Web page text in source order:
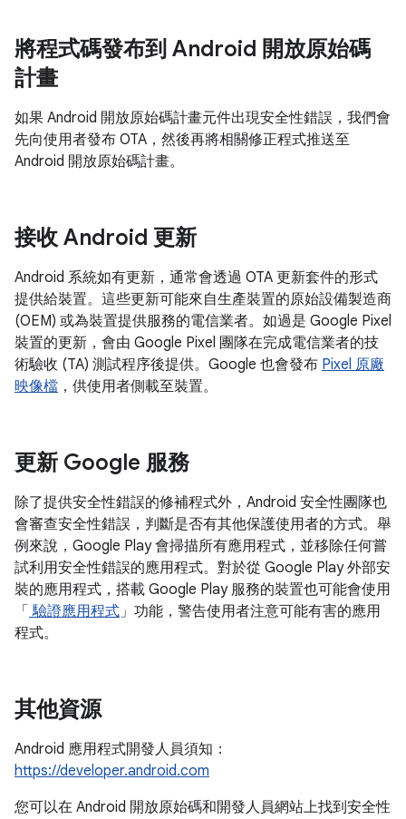
將程式碼發布到 Android 開放原始碼
計畫
如果 Android 開放原始碼計畫元件出現安全性錯誤，我們會
先向使用者發布 OTA，然後再將相關修正程式推送至
Android 開放原始碼計畫。
接收 Android 更新
Android 系統如有更新，通常會透過 OTA 更新套件的形式
提供給裝置。這些更新可能來自生產裝置的原始設備製造商
(OEM) 或為裝置提供服務的電信業者。如過是 Google Pixel
裝置的更新，會由 Google Pixel 團隊在完成電信業者的技
術驗收 (TA) 測試程序後提供。Google 也會發布 Pixel 原廠
映像檔 ，供使用者側載至裝置。
更新 Google 服務
除了提供安全性錯誤的修補程式外，Android 安全性團隊也
會審查安全性錯誤，判斷是否有其他保護使用者的方式。舉
例來說，Google Play 會掃描所有應用程式，並移除任何嘗
試利用安全性錯誤的應用程式。對於從 Google Play 外部安
裝的應用程式，搭載 Google Play 服務的裝置也可能會使用
「 驗證應用程式」功能，警告使用者注意可能有害的應用
程式。
其他資源
Android 應用程式開發人員須知：
https://developer.android.com
您可以在 Android 開放原始碼和開發人員網站上找到安全性